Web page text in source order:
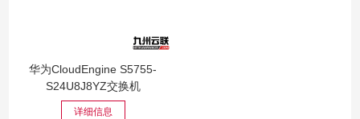
华为CloudEngine S5755-
S24U8J8YZ交换机
详细信息